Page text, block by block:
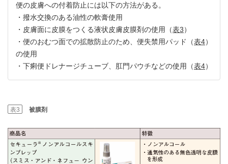
便の皮膚への付着防止には以下の方法がある。
・撥水交換のある油性の軟膏使用
・皮膚面に皮膜をつくる液状皮膚皮膜剤の使用（表3）
・便のおむつ面での拡散防止のため、便失禁用パッド（表4）
の使用
・下痢便ドレナージチューブ、肛門パウチなどの使用（表4）
表3 被膜剤